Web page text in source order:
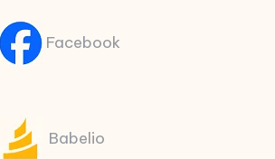
Facebook
Babelio